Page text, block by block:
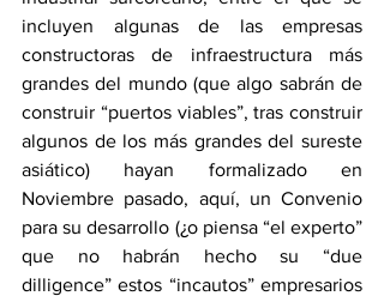
incluyen algunas de las empresas
constructoras de infraestructura más
grandes del mundo (que algo sabrán de
construir “puertos viables”, tras construir
algunos de los más grandes del sureste
asiático) hayan formalizado en
Noviembre pasado, aquí, un Convenio
para su desarrollo (¿o piensa “el experto”
que no habrán hecho su “due
dilligence” estos “incautos” empresarios